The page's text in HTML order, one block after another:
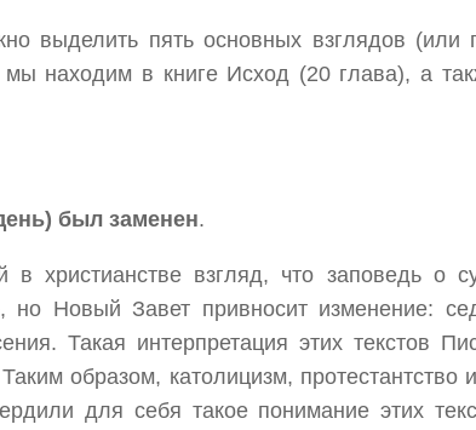
выделить пять основных взглядов (или
находим в книге Исход (20 глава), а
был заменен.
в христианстве взгляд, что заповедь о
но Новый Завет привносит изменение:
Такая интерпретация этих текстов
образом, католицизм, протестантство
для себя такое понимание этих